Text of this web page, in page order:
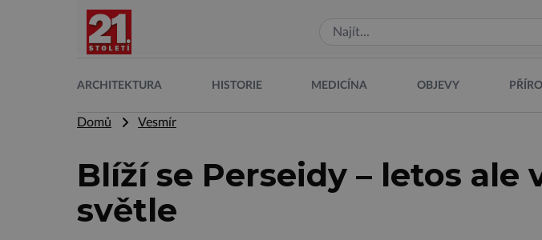
ARCHITEKTURA HISTORIE MEDICÍNA OBJEVY
Domů Vesmír
Blíží se Perseidy – letos ale
světle